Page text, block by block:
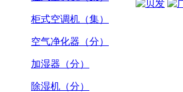
柜式空调机（集）
空气净化器（分）
加湿器（分）
除湿机（分）